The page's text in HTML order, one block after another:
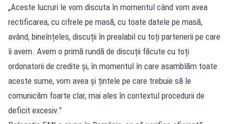
„Aceste lucruri le vom discuta în momentul când vom avea
rectificarea, cu cifrele pe masă, cu toate datele pe masă,
având, bineînțeles, discuții în prealabil cu toți partenerii pe care
îi avem. Avem o primă rundă de discuții făcute cu toți
ordonatorii de credite și, în momentul în care asamblăm toate
aceste sume, vom avea și țintele pe care trebuie să le
comunicăm foarte clar, mai ales în contextul procedurii de
deficit excesiv.”